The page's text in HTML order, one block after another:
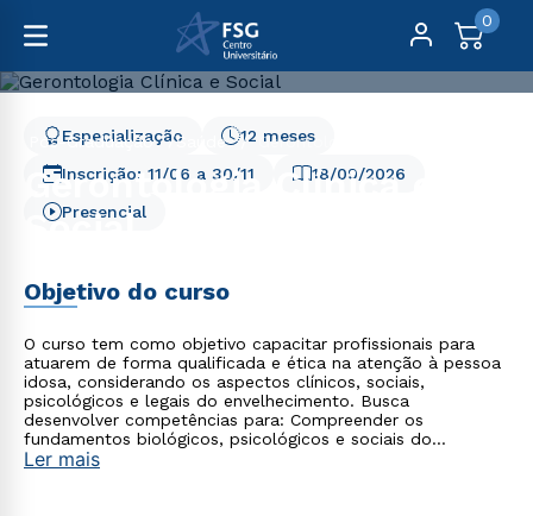
0
Pós-Graduação Saúde Gerontologia Clínica e Social
Gerontologia Clínica e
Social
18/09/2026
12 meses
Especialização
Presencial
Inscrição: 11/06 a 30/11
Objetivo do curso
O curso tem como objetivo capacitar profissionais para
atuarem de forma qualificada e ética na atenção à pessoa
idosa, considerando os aspectos clínicos, sociais,
psicológicos e legais do envelhecimento. Busca
desenvolver competências para: Compreender os
fundamentos biológicos, psicológicos e sociais do
envelhecimento humano. Avaliar e intervir nas principais
Ler mais